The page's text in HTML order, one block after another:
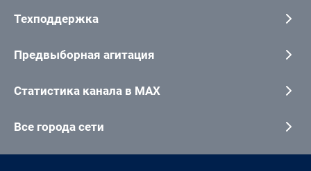
Техподдержка
Предвыборная агитация
Статистика канала в MAX
Все города сети